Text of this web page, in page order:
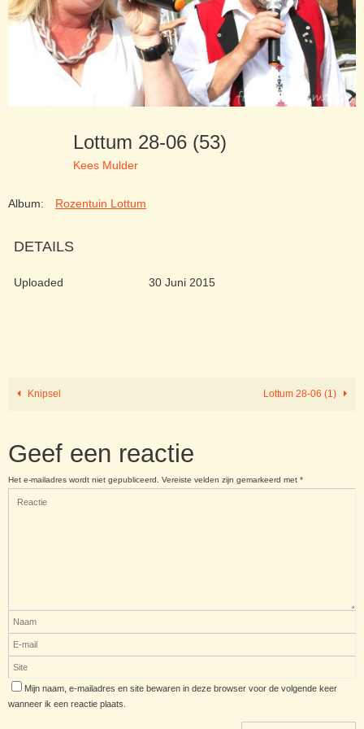
Lottum 28-06 (53)
Kees Mulder
Album: Rozentuin Lottum
DETAILS
Uploaded 30 Juni 2015
Knipsel Lottum 28-06 (1)
Geef een reactie
Het e-mailadres wordt niet gepubliceerd. Vereiste velden zijn gemarkeerd met *
Mijn naam, e-mailadres en site bewaren in deze browser voor de volgende keer
wanneer ik een reactie plaats.